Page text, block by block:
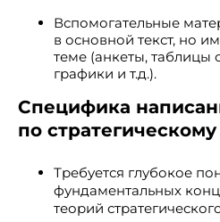
Вспомогательные
в основной текст, но
теме (анкеты,
графики и т.д.).
Специфика
по
Требуется глубокое
фундаментальных
теорий